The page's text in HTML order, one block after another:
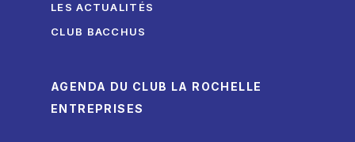
LES ACTUALITÉS
CLUB BACCHUS
AGENDA DU CLUB LA ROCHELLE
ENTREPRISES